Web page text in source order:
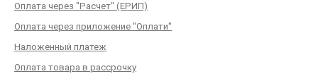
Оплата через "Расчет" (ЕРИП)
Оплата через приложение "Оплати"
Наложенный платеж
Оплата товара в рассрочку